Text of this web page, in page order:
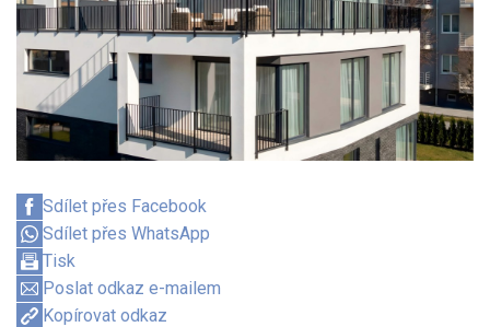
Sdílet přes Facebook
Sdílet přes WhatsApp
Tisk
Poslat odkaz e-mailem
Kopírovat odkaz